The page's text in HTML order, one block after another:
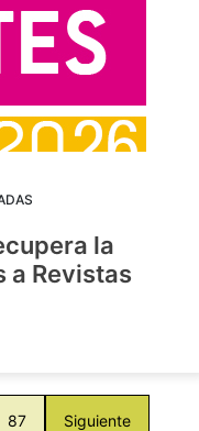
la
a Revistas
87 Siguiente